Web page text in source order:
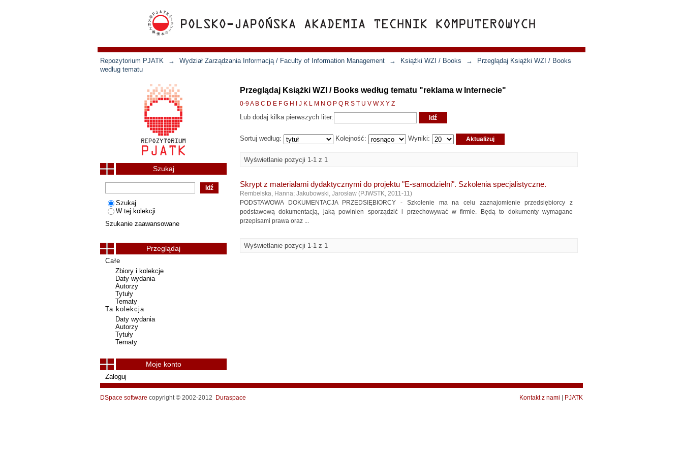
Repozytorium PJATK → Wydział Zarządzania Informacją / Faculty of Information Management → Książki WZI / Books →
Przeglądaj Książki WZI / Books
według tematu
Przeglądaj Książki WZI / Books według tematu "reklama w Internecie"
0-9A B C D E F G H J K L M N O P Q R S T U V W X Y Z
Lub dodaj kilka pierwszych liter:
Sortuj według: Kolejność: Wyniki:
Wyświetlanie pozycji 1-1 z 1
Skrypt z materiałami dydaktycznymi do projektu "E-samodzielni". Szkolenia specjalistyczne.
Rembelska, Hanna; Jakubowski, Jarosław (PJWSTK, 2011-11)
PODSTAWOWA DOKUMENTACJA PRZEDSIĘBIORCY - Szkolenie ma na celu zaznajomienie przedsiębiorcy z
podstawową dokumentacją, jaką powinien sporządzić i przechowywać w firmie. Będą to dokumenty wymagane
przepisami prawa oraz ...
Wyświetlanie pozycji 1-1 z 1
Szukaj
Szukaj
W tej kolekcji
Szukanie zaawansowane
Przeglądaj
Całe
Zbiory i kolekcje
Daty wydania
Autorzy
Tytuły
Tematy
Ta kolekcja
Daty wydania
Autorzy
Tytuły
Tematy
Moje konto
Zaloguj
DSpace software copyright © 2002-2012 Duraspace Kontakt z nami PJATK